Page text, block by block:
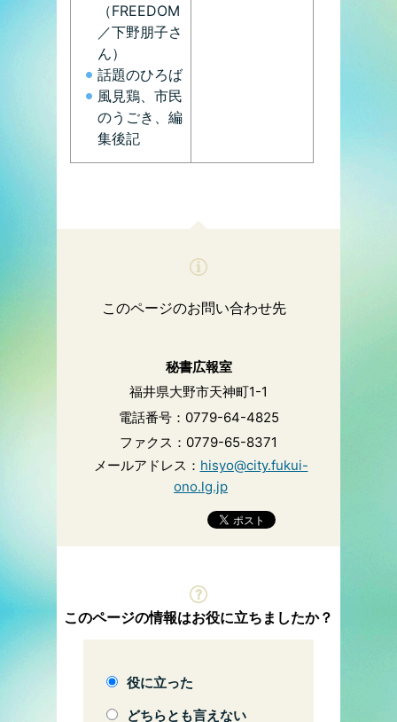
（FREEDOM
／下野朋子さ
ん）
話題のひろば
風見鶏、市民
のうごき、編
集後記
このページのお問い合わせ先
秘書広報室
福井県大野市天神町1-1
電話番号：0779-64-4825
ファクス：0779-65-8371
メールアドレス： hisyo@city.fukui-
ono.lg.jp
このページの情報はお役に立ちましたか？
役に立った
どちらとも言えない